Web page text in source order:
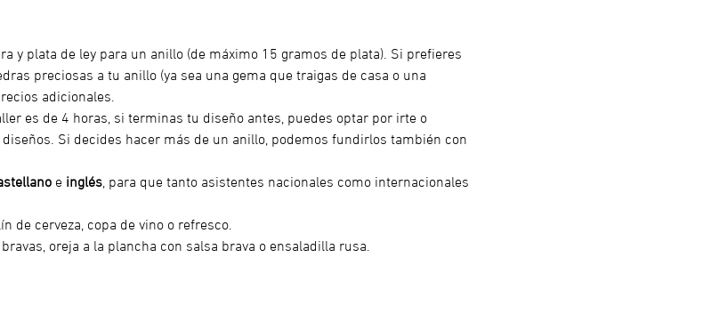
y plata de ley para un anillo (de máximo 15 gramos de plata). Si prefieres
preciosas a tu anillo (ya sea una gema que traigas de casa o una
adicionales.
es de 4 horas, si terminas tu diseño antes, puedes optar por irte o
Si decides hacer más de un anillo, podemos fundirlos también con
e inglés, para que tanto asistentes nacionales como internacionales
de cerveza, copa de vino o refresco.
oreja a la plancha con salsa brava o ensaladilla rusa.